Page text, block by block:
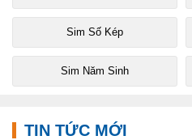
Sim Số Kép
Sim Năm Sinh
TIN TỨC MỚI